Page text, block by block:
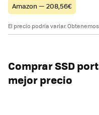
Amazon — 208,56€
El precio podría variar.
Comprar SSD
mejor precio